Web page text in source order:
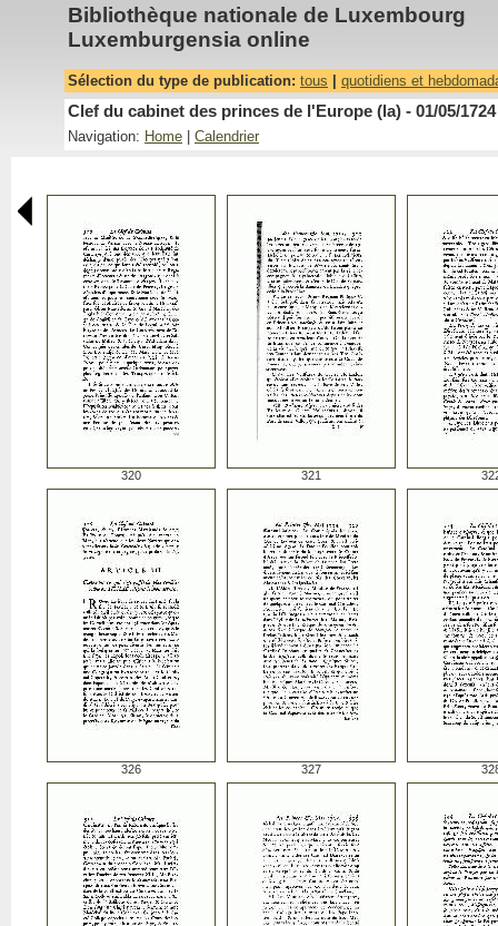
Bibliothèque nationale de Luxembourg
Luxemburgensia online
Sélection du type de publication: tous quotidiens et
Clef du cabinet des princes de l'Europe (la) - 01/05/1724
Navigation: Home Calendrier
320 321
326 327